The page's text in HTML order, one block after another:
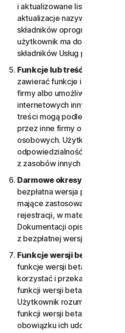
i aktualizowane listy
aktualizacje nazywane są
składników
użytkownik ma dostęp do
składników Usług przez okres
Funkcje lub treść od innych
zawierać funkcje i składniki
firmy albo umożliwiać dostęp
internetowych innych firm.
treści mogą podlegać
przez inne firmy oraz ich
osobowych. Użytkownik
odpowiedzialność za ryzyko
z zasobów innych firm.
Darmowe okresy próbne.
bezpłatna wersja próbna,
mające zastosowanie do niej
rejestracji, w materiałach
Dokumentacji opisującej
z bezpłatnej wersji wymaga
Funkcje wersji beta.
funkcje wersji beta, z których
korzystać i przekazywać o
funkcji wersji beta może
Użytkownik rozumie i
funkcji wersji beta jest
obowiązku ich udostępnienia.